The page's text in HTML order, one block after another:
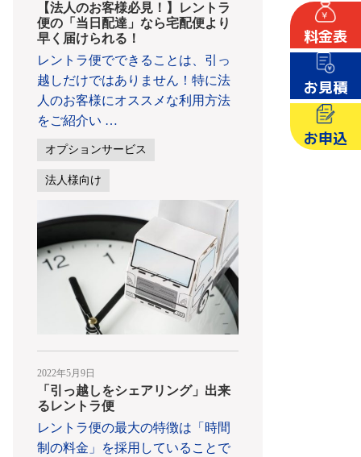
料金表
お見積
お申込
【法人のお客様必見！】レントラ
便の「当日配達」なら宅配便より
早く届けられる！
レントラ便でできることは、引っ
越しだけではありません！特に法
人のお客様にオススメな利用方法
をご紹介い …
オプションサービス
法人様向け
2022年5月9日
「引っ越しをシェアリング」出来
るレントラ便
レントラ便の最大の特徴は「時間
制の料金」を採用していることで